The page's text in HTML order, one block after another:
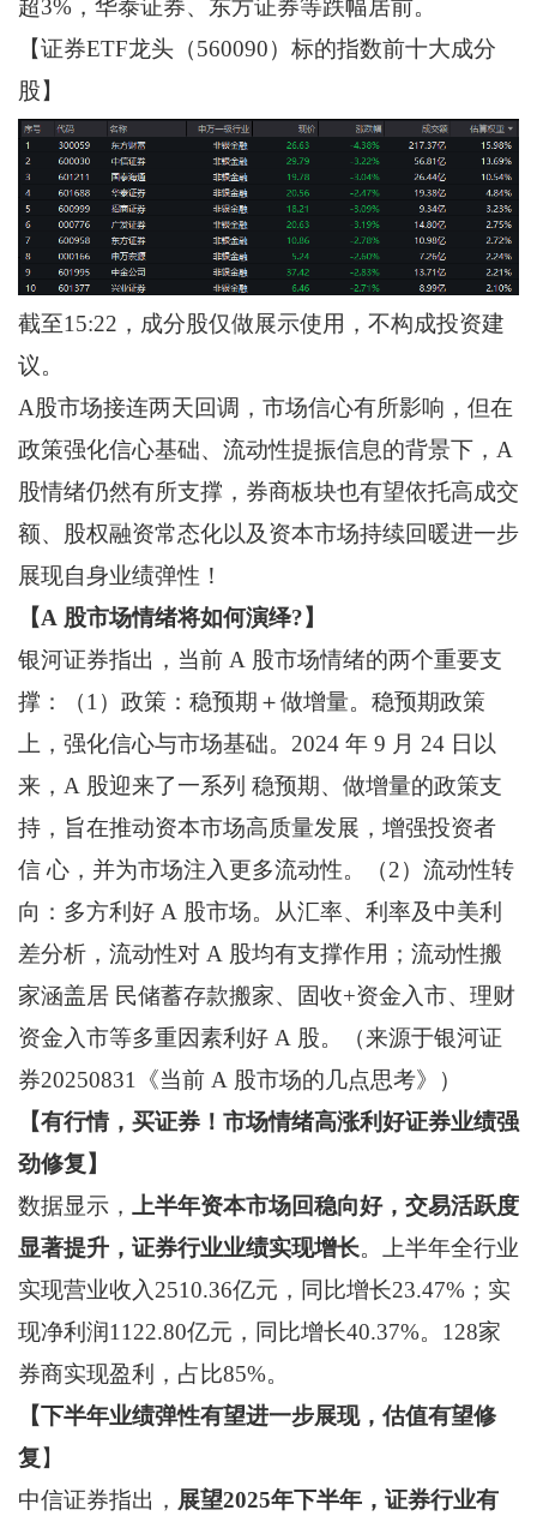
超3%，华泰证券、东方证券等跌幅居前。
【证券ETF龙头（560090）标的指数前十大成分
股】
截至15:22，成分股仅做展示使用，不构成投资建
议。
A股市场接连两天回调，市场信心有所影响，但在
政策强化信心基础、流动性提振信息的背景下，A
股情绪仍然有所支撑，券商板块也有望依托高成交
额、股权融资常态化以及资本市场持续回暖进一步
展现自身业绩弹性！
【A 股市场情绪将如何演绎?】
银河证券指出，当前 A 股市场情绪的两个重要支
撑：（1）政策：稳预期＋做增量。稳预期政策
上，强化信心与市场基础。2024 年 9 月 24 日以
来，A 股迎来了一系列 稳预期、做增量的政策支
持，旨在推动资本市场高质量发展，增强投资者
信 心，并为市场注入更多流动性。（2）流动性转
向：多方利好 A 股市场。从汇率、利率及中美利
差分析，流动性对 A 股均有支撑作用；流动性搬
家涵盖居 民储蓄存款搬家、固收+资金入市、理财
资金入市等多重因素利好 A 股。（来源于银河证
券20250831《当前 A 股市场的几点思考》）
【有行情，买证券！市场情绪高涨利好证券业绩强
劲修复】
数据显示， 上半年资本市场回稳向好，交易活跃度
显著提升，证券行业业绩实现增长。上半年全行业
实现营业收入2510.36亿元，同比增长23.47%；实
现净利润1122.80亿元，同比增长40.37%。128家
券商实现盈利，占比85%。
【下半年业绩弹性有望进一步展现，估值有望修
复】
中信证券指出， 展望2025年下半年，证券行业有